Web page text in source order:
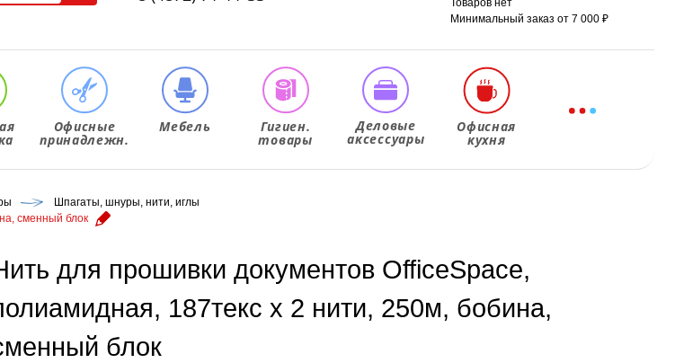
Товаров нет
Минимальный заказ от 7 000 ₽
Офисные
принадлежн.
Мебель Гигиен.
товары
Деловые
аксессуары
Офисная
кухня
Шпагаты, шнуры, нити, иглы
сменный блок
для прошивки документов OfficeSpace,
187текс х 2 нити, 250м, бобина,
блок